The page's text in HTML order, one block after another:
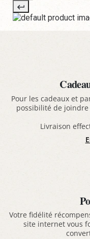
Pour les cadeaux et
possibilité de joindre
Livraison
Votre fidélité
site internet vous